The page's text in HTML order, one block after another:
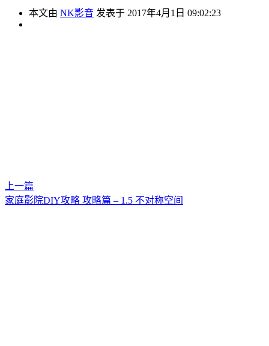
本文由 NK影音 发表于 2017年4月1日 09:02:23
上一篇
家庭影院DIY攻略 攻略篇 – 1.5 不对称空间